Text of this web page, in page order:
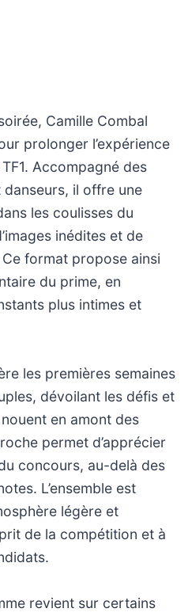
Camille Combal
prolonger l’expérience
Accompagné des
il offre une
les coulisses du
inédites et de
format propose ainsi
du prime, en
plus intimes et
les premières semaines
dévoilant les défis et
en amont des
permet d’apprécier
concours, au-delà des
L’ensemble est
légère et
de la compétition et à
revient sur certains